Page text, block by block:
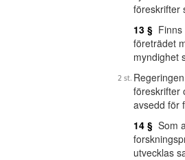
föreskrifter
13 §
företrädet
myndighet
föreskrifter
avsedd för
14 § Som
utvecklas